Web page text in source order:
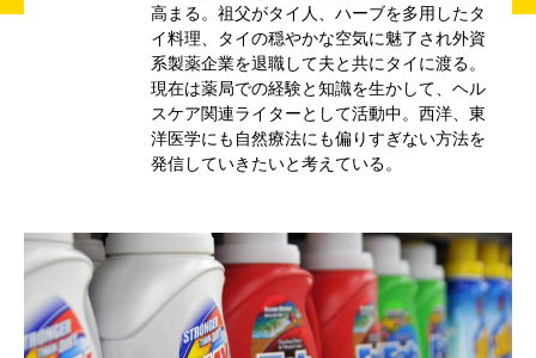
高まる。祖父がタイ人、ハーブを多用したタ
イ料理、タイの穏やかな空気に魅了され外資
系製薬企業を退職して夫と共にタイに渡る。
現在は薬局での経験と知識を生かして、ヘル
スケア関連ライターとして活動中。西洋、東
洋医学にも自然療法にも偏りすぎない方法を
発信していきたいと考えている。